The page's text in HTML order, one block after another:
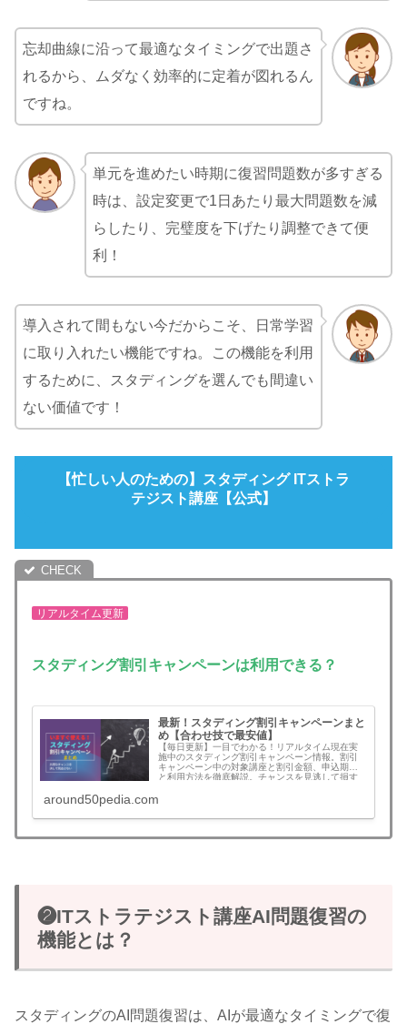
忘却曲線に沿って最適なタイミングで出題さ
れるから、ムダなく効率的に定着が図れるん
ですね。
単元を進めたい時期に復習問題数が多すぎる
時は、設定変更で1日あたり最大問題数を減
らしたり、完璧度を下げたり調整できて便
利！
導入されて間もない今だからこそ、日常学習
に取り入れたい機能ですね。この機能を利用
するために、スタディングを選んでも間違い
ない価値です！
【忙しい人のための】スタディング ITストラ
テジスト講座【公式】
リアルタイム更新
スタディング割引キャンペーンは利用できる？
最新！スタディング割引キャンペーンまと
め【合わせ技で最安値】
【毎日更新】一目でわかる！リアルタイム現在実
施中のスタディング割引キャンペーン情報。割引
キャンペーン中の対象講座と割引金額、申込期限
と利用方法を徹底解説。チャンスを見逃して損す
認会計士、社労士、中小企業診断士、行政書士、
者など！割引キャンペーンの年間回数と割引額目
around50pedia.com
❷ITストラテジスト講座AI問題復習の
機能とは？
スタディングのAI問題復習は、AIが最適なタイミングで復